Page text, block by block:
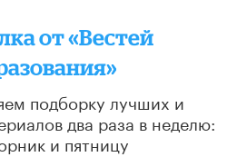
от «Вестей
подборку лучших и
два раза в неделю:
и пятницу